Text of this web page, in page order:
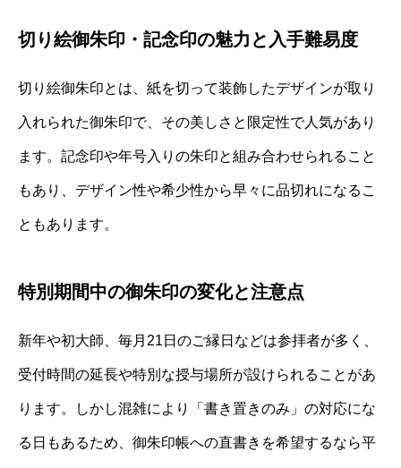
切り絵御朱印・記念印の魅力と入手難易度
切り絵御朱印とは、紙を切って装飾したデザインが取り
入れられた御朱印で、その美しさと限定性で人気があり
ます。記念印や年号入りの朱印と組み合わせられること
もあり、デザイン性や希少性から早々に品切れになるこ
ともあります。
特別期間中の御朱印の変化と注意点
新年や初大師、毎月21日のご縁日などは参拝者が多く、
受付時間の延長や特別な授与場所が設けられることがあ
ります。しかし混雑により「書き置きのみ」の対応にな
る日もあるため、御朱印帳への直書きを希望するなら平